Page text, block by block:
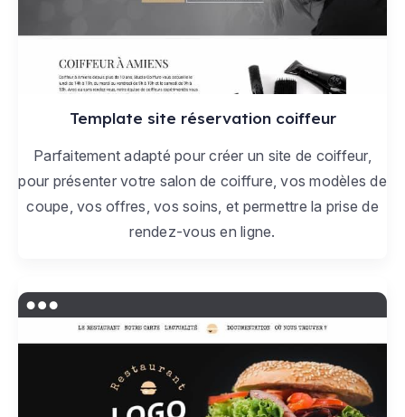
Template site réservation coiffeur
Parfaitement adapté pour créer un site de coiffeur,
pour présenter votre salon de coiffure, vos modèles de
coupe, vos offres, vos soins, et permettre la prise de
rendez-vous en ligne.